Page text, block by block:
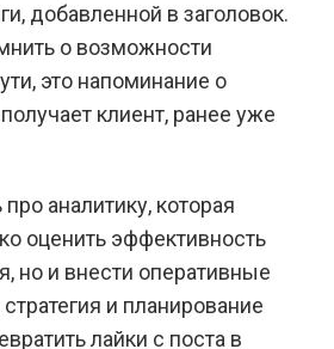
добавленной в заголовок.
о возможности
это напоминание о
клиент, ранее уже
аналитику, которая
оценить эффективность
но и внести оперативные
и планирование
лайки с поста в